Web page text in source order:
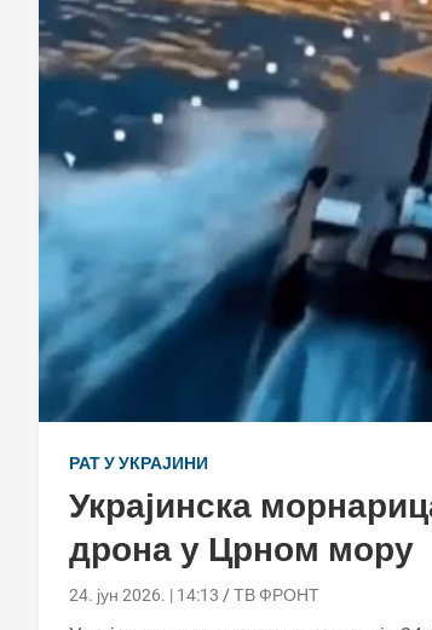
РАТ У УКРАЈИНИ
Украјинска
дрона у Црном мору
24. јун 2026. | 14:13 ТВ ФРОНТ